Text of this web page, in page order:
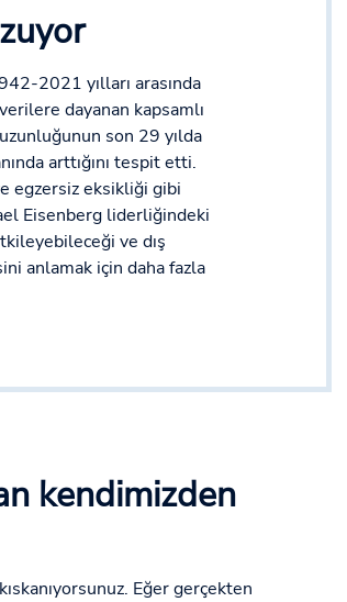
2021 yılları arasında
dayanan kapsamlı
son 29 yılda
arttığını tespit etti.
egzersiz eksikliği gibi
Eisenberg liderliğindeki
ve dış
anlamak için daha fazla
kendimizden
Eğer gerçekten